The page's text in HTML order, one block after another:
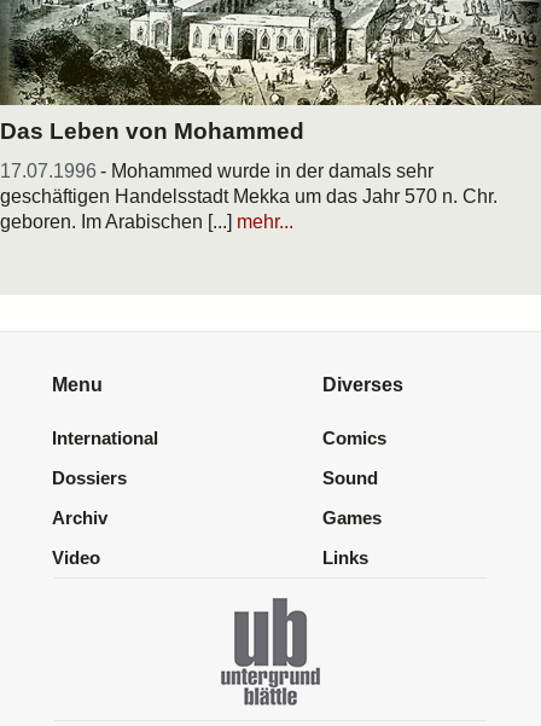
Das Leben von Mohammed
17.07.1996 - Mohammed wurde in der damals sehr
geschäftigen Handelsstadt Mekka um das Jahr 570 n. Chr.
geboren. Im Arabischen [...] mehr...
Menu
International
Dossiers
Archiv
Video
Diverses
Comics
Sound
Games
Links